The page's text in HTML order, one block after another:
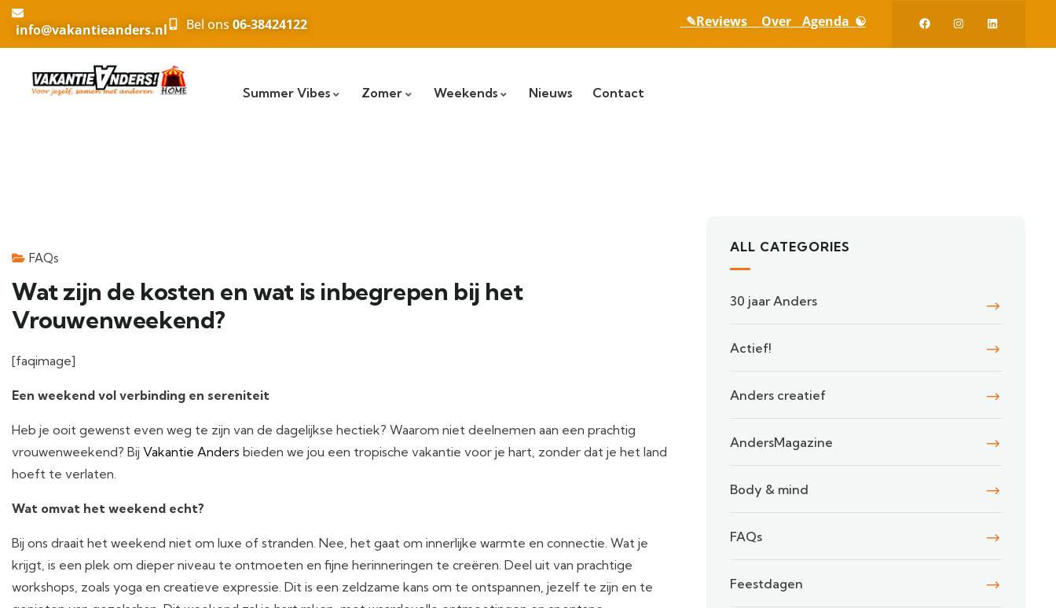
info@vakantieanders.nl Bel ons 06-38424122 _✎Reviews_ _ Over_ _Agenda_☯
Summer Vibes Zomer Weekends Nieuws Contact
FAQs
Wat zijn de kosten en wat is inbegrepen bij het
Vrouwenweekend?
[faqimage]
Een weekend vol verbinding en sereniteit
Heb je ooit gewenst even weg te zijn van de dagelijkse hectiek? Waarom niet deelnemen aan een prachtig
vrouwenweekend? Bij Vakantie Anders bieden we jou een tropische vakantie voor je hart, zonder dat je het land
hoeft te verlaten.
Wat omvat het weekend echt?
Bij ons draait het weekend niet om luxe of stranden. Nee, het gaat om innerlijke warmte en connectie. Wat je
krijgt, is een plek om dieper niveau te ontmoeten en fijne herinneringen te creëren. Deel uit van prachtige
workshops, zoals yoga en creatieve expressie. Dit is een zeldzame kans om te ontspannen, jezelf te zijn en te
ALL CATEGORIES
30 jaar Anders
Actief!
Anders creatief
AndersMagazine
Body & mind
FAQs
Feestdagen